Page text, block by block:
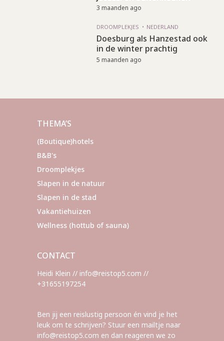
3 maanden ago
DROOMPLEKJES NEDERLAND
Doesburg als Hanzestad ook
in de winter prachtig
5 maanden ago
THEMA’S
(Boutique)hotels
B&B's
Droomplekjes
Slapen in de natuur
Slapen in de stad
Vakantiehuizen
Wellness (hottub of sauna)
CONTACT
Heidi Klein // info@reistop5.com //
+31655197254
Ben jij een reislustig persoon én vind je het
leuk om te schrijven? Stuur een mailtje naar
info@reistop5.com en dan reageren we zo